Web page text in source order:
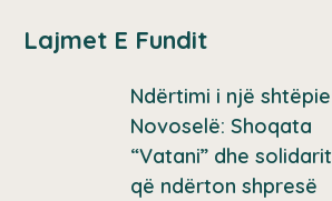
Lajmet E Fundit
Ndërtimi i një
Novoselë: Shoqata
“Vatani” dhe
që ndërton shpresë